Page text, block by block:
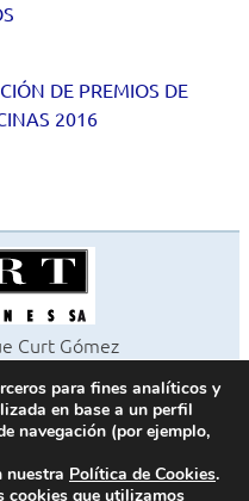
DE PREMIOS DE
2016
Curt Gómez
y Baños
reservados
Barcelona -
505
para fines analíticos y
en base a un perfil
navegación (por ejemplo,
nuestra Política de Cookies.
cookies que utilizamos